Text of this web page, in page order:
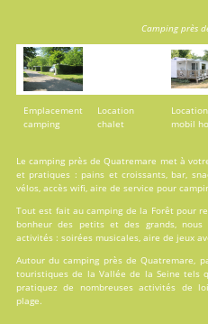
Camping près
Emplacement
camping
Location
chalet
Location
mobil
Le camping près de Quatremare met à
et pratiques : pains et croissants, bar,
vélos, accès wifi, aire de service pour
Tout est fait aucamping de la Forêtpour
bonheur des petits et des grands,
activités : soirées musicales, aire de jeux
Autour du camping près de Quatremare,
touristiques de la Vallée de la Seine tels
pratiquez de nombreuses activités de
plage.